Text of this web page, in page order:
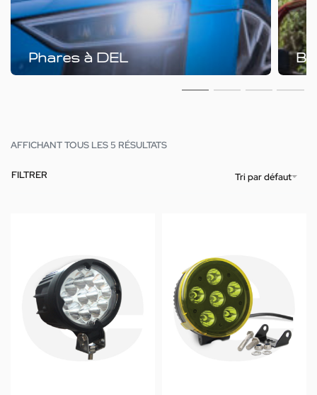
Phares à DEL
AFFICHANT TOUS LES 5 RÉSULTATS
Tri par défaut
FILTRER